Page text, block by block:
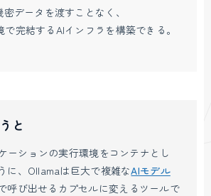
データを渡すことなく、
で完結するAIインフラを構築できる。
と
ーションの実行環境をコンテナとし
に、Ollamaは巨大で複雑なAIモデル
呼び出せるカプセルに変えるツールで